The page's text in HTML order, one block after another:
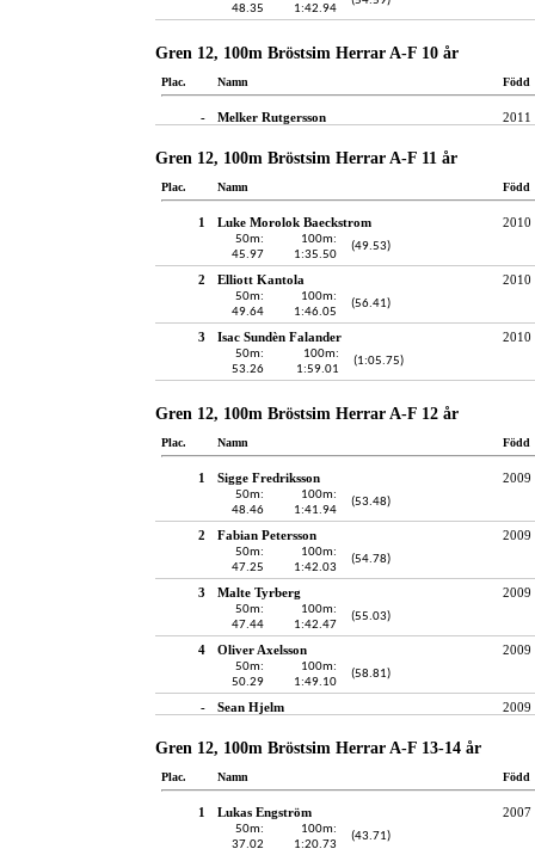
48.35
1:42.94
Gren 12, 100m Bröstsim Herrar A-F 10 år
Plac. Namn Född
- Melker Rutgersson 2011
Gren 12, 100m Bröstsim Herrar A-F 11 år
Plac. Namn Född
1 Luke Morolok Baeckstrom 2010
50m:
45.97
100m:
1:35.50
(49.53)
2 Elliott Kantola 2010
50m:
49.64
100m:
1:46.05
(56.41)
3 Isac Sundèn Falander 2010
50m:
53.26
100m:
1:59.01
(1:05.75)
Gren 12, 100m Bröstsim Herrar A-F 12 år
Plac. Namn Född
1 Sigge Fredriksson 2009
50m:
48.46
100m:
1:41.94
(53.48)
2 Fabian Petersson 2009
50m:
47.25
100m:
1:42.03
(54.78)
3 Malte Tyrberg 2009
50m:
47.44
100m:
1:42.47
(55.03)
4 Oliver Axelsson 2009
50m:
50.29
100m:
1:49.10
(58.81)
- Sean Hjelm 2009
Gren 12, 100m Bröstsim Herrar A-F 13-14 år
Plac. Namn Född
1 Lukas Engström 2007
50m:
37.02
100m:
1:20.73
(43.71)